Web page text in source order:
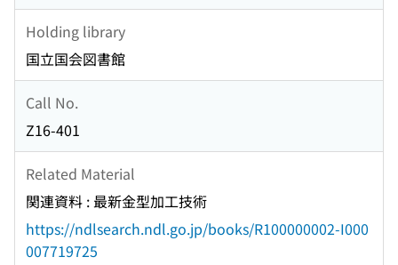
Holding library
国立国会図書館
Call No.
Z16-401
Related Material
関連資料 : 最新金型加工技術
https://ndlsearch.ndl.go.jp/books/R100000002-I000
007719725